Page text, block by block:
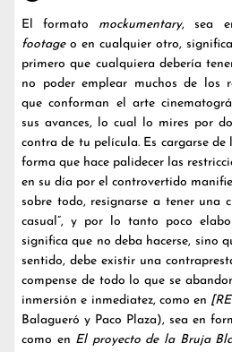
El formato mockumentary, sea
footageo en cualquier otro,
primero que cualquiera debería
no poder emplear muchos de los
que conforman el arte
sus avances, lo cual lo mires por
contra de tu película. Es cargarse de
forma que hace palidecer las
en su día por el controvertido
sobre todo, resignarse a tener una
casual”, y por lo tanto poco
significa que no deba hacerse, sino
sentido, debe existir una
compense de todo lo que se
inmersión e inmediatez, como en
Balagueró y Paco Plaza), sea en
como en El proyecto de la Bruja